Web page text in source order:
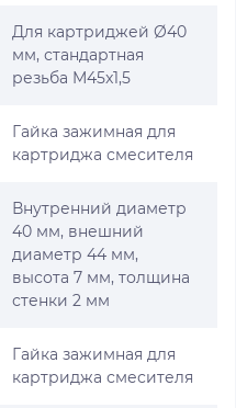
Для картриджей Ø40
мм, стандартная
резьба M45x1,5
Гайка зажимная для
картриджа смесителя
Внутренний диаметр
40 мм, внешний
диаметр 44 мм,
высота 7 мм, толщина
стенки 2 мм
Гайка зажимная для
картриджа смесителя